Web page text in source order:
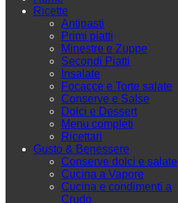
Ricette
Antipasti
Primi piatti
Minestre e Zuppe
Secondi Piatti
Insalate
Focacce e Torte salate
Conserve e Salse
Dolci e Dessert
Menu completi
Ricettari
Gusto & Benessere
Conserve dolci e salate
Cucina a Vapore
Cucina e condimenti a
Crudo